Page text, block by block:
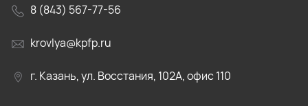
8 (843) 567-77-56
krovlya@kpfp.ru
г. Казань, ул. Восстания, 102А, офис 110